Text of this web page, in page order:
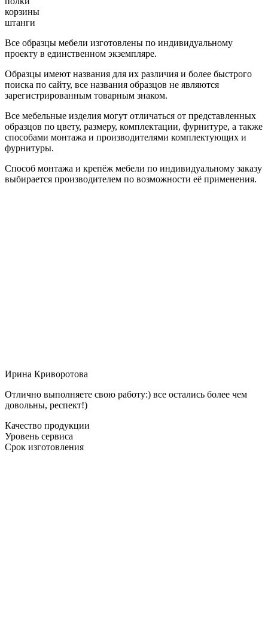
корзины
штанги
Все образцы мебели изготовлены по индивидуальному
проекту в единственном экземпляре.
Образцы имеют названия для их различия и более быстрого
поиска по сайту, все названия образцов не являются
зарегистрированным товарным знаком.
Все мебельные изделия могут отличаться от представленных
образцов по цвету, размеру, комплектации, фурнитуре, а также
способами монтажа и производителями комплектующих и
фурнитуры.
Способ монтажа и крепёж мебели по индивидуальному заказу
выбирается производителем по возможности её применения.
Ирина Криворотова
Отлично выполняете свою работу:) все остались более чем
довольны, респект!)
Качество продукции
Уровень сервиса
Срок изготовления